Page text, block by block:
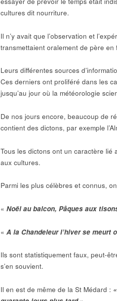
cultures dit nourriture.
Il n’y avait que l’observation et
transmettaient oralement de père
Leurs différentes sources
Ces derniers ont proliféré dans les
jusqu’au jour où la météorologie
De nos jours encore, beaucoup de
contient des dictons, par exemple
Tous les dictons ont un caractère lié
aux cultures.
Parmi les plus célèbres et connus,
« Noël au balcon, Pâques aux
« A la Chandeleur l’hiver se meurt
Ils sont statistiquement faux, peut-
s’en souvient.
Il en est de même de la St Médard :